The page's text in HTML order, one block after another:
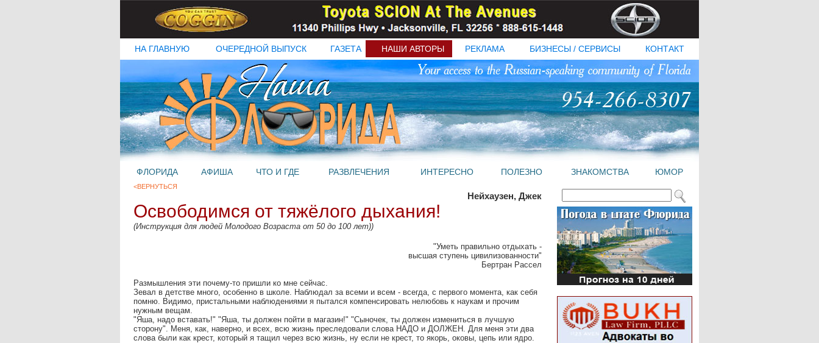
НА ГЛАВНУЮ ОЧЕРЕДНОЙ ВЫПУСК ГАЗЕТА НАШИ АВТОРЫ РЕКЛАМА БИЗНЕСЫ / СЕРВИСЫ КОНТАКТ
ФЛОРИДА АФИША ЧТО И ГДЕ РАЗВЛЕЧЕНИЯ ИНТЕРЕСНО ПОЛЕЗНО ЗНАКОМСТВА ЮМОР
<ВЕРНУТЬСЯ
Нейхаузен, Джек
Освободимся от тяжёлого дыхания!
(Инструкция для людей Молодого Возраста от 50 до 100 лет))
"Уметь правильно отдыхать -
высшая ступень цивилизованности"
Бертран Рассел
Размышления эти почему-то пришли ко мне сейчас.
Зевал в детстве много, особенно в школе. Наблюдал за всеми и всем - всегда, с первого момента, как себя
помню. Видимо, пристальными наблюдениями я пытался компенсировать нелюбовь к наукам и прочим
нужным вещам.
"Яша, надо вставать!" "Яша, ты должен пойти в магазин!" "Сыночек, ты должен измениться в лучшую
сторону". Меня, как, наверно, и всех, всю жизнь преследовали слова НАДО и ДОЛЖЕН. Для меня эти два
слова были как крест, который я тащил через всю жизнь, ну если не крест, то якорь, оковы, цепь или ядро.